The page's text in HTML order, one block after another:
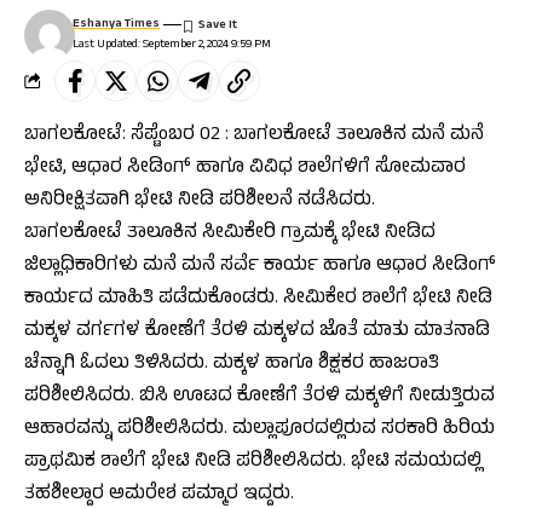
Last Updated: September 2, 2024 9:59 PM
Eshanya Times
ಬಾಗಲಕೋಟೆ: ಸೆಪ್ಟೆಂಬರ 02 : ಬಾಗಲಕೋಟೆ ತಾಲೂಕಿನ ಮನೆ ಮನೆ
ಭೇಟಿ, ಆಧಾರ ಸೀಡಿಂಗ್ ಹಾಗೂ ವಿವಿಧ ಶಾಲೆಗಳಿಗೆ ಸೋಮವಾರ
ಅನಿರೀಕ್ಷಿತವಾಗಿ ಭೇಟಿ ನೀಡಿ ಪರಿಶೀಲನೆ ನಡೆಸಿದರು.
ಬಾಗಲಕೋಟೆ ತಾಲೂಕಿನ ಸೀಮಿಕೇರಿ ಗ್ರಾಮಕ್ಕೆ ಭೇಟಿ ನೀಡಿದ
ಜಿಲ್ಲಾಧಿಕಾರಿಗಳು ಮನೆ ಮನೆ ಸರ್ವೆ ಕಾರ್ಯ ಹಾಗೂ ಆಧಾರ ಸೀಡಿಂಗ್
ಕಾರ್ಯದ ಮಾಹಿತಿ ಪಡೆದುಕೊಂಡರು. ಸೀಮಿಕೇರ ಶಾಲೆಗೆ ಭೇಟಿ ನೀಡಿ
ಮಕ್ಕಳ ವರ್ಗಗಳ ಕೋಣೆಗೆ ತೆರಳಿ ಮಕ್ಕಳದ ಜೊತೆ ಮಾತು ಮಾತನಾಡಿ
ಚೆನ್ನಾಗಿ ಓದಲು ತಿಳಿಸಿದರು. ಮಕ್ಕಳ ಹಾಗೂ ಶಿಕ್ಷಕರ ಹಾಜರಾತಿ
ಪರಿಶೀಲಿಸಿದರು. ಬಿಸಿ ಊಟದ ಕೋಣೆಗೆ ತೆರಳಿ ಮಕ್ಕಳಿಗೆ ನೀಡುತ್ತಿರುವ
ಆಹಾರವನ್ನು ಪರಿಶೀಲಿಸಿದರು. ಮಲ್ಲಾಪೂರದಲ್ಲಿರುವ ಸರಕಾರಿ ಹಿರಿಯ
ಪ್ರಾಥಮಿಕ ಶಾಲೆಗೆ ಭೇಟಿ ನೀಡಿ ಪರಿಶೀಲಿಸಿದರು. ಭೇಟಿ ಸಮಯದಲ್ಲಿ
ತಹಶೀಲ್ದಾರ ಅಮರೇಶ ಪಮ್ಮಾರ ಇದ್ದರು.